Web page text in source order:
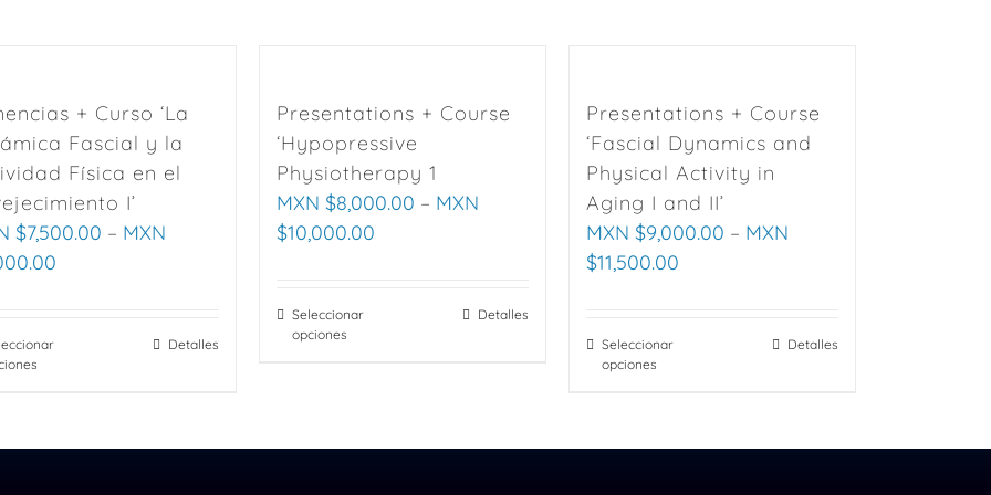
+ Curso ‘La
Fascial y la
Física en el
I’
$7,500.00 – MXN
Detalles
Presentations + Course
‘Hypopressive
Physiotherapy 1
MXN $8,000.00 – MXN
$10,000.00
Seleccionar
opciones
Detalles
Presentations + Course
‘Fascial Dynamics and
Physical Activity in
Aging I and II’
MXN $9,000.00 – MXN
$11,500.00
Seleccionar
opciones
Detalles